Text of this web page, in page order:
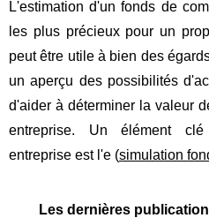
L'estimation d'un fonds de
les plus précieux pour un
peut être utile à bien des
un aperçu des possibilités
d'aider à déterminer la valeur
entreprise. Un élément
entreprise est l'e (simulation
Les dernières